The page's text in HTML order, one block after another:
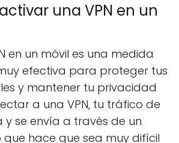
una VPN en un
en un móvil es una medida
efectiva para proteger tus
y mantener tu privacidad
a una VPN, tu tráfico de
y se envía a través de un
que hace que sea muy difícil